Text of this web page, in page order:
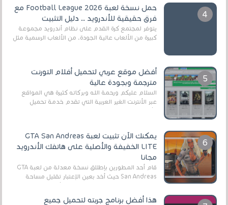
حمل نسخة لعبة Football League 2026 مع
فرق حقيقية للأندرويد .. دليل التثبيت
يتوفر لمجتمع كرة القدم على نظام أندرويد مجموعة
كبيرة من الألعاب عالية الجودة. من الألعاب الرسمية مثل
أفضل موقع عربي لتحميل أفلام التورنت
مترجمة وبجودة عالية
السلام عليكم ورحمة الله وبركاته كثيرة هي المواقع
عبر الأنترنت الغير العربية التي تقدم خدمة تحميل
الأفلام على التورنت ، ومعظم هذه المواقع ل...
يمكنك الآن تثبيت لعبة GTA San Andreas
LITE الخفيفة والأصلية على هاتفك الأندرويد
مجانا
قام أحد المطورين بإطلاق نسخة معدلة من لعبة GTA
San Andreas حيث أخد بعين الإعتبار تقليل مساحة
هذا أفضل برنامج جربته لتحميل جميع